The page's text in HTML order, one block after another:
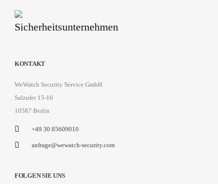
KONTAKT
WeWatch Security Service GmbH
Salzufer 15-16
10587 Berlin
+49 30 85609010
anfrage@wewatch-security.com
FOLGEN SIE UNS